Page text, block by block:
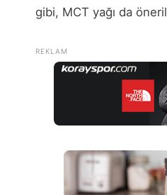
gibi, MCT yağı da